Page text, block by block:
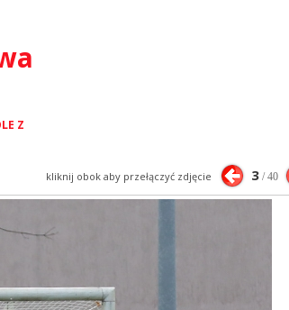
Z
kliknij obok aby przełączyć zdjęcie 3/ 40